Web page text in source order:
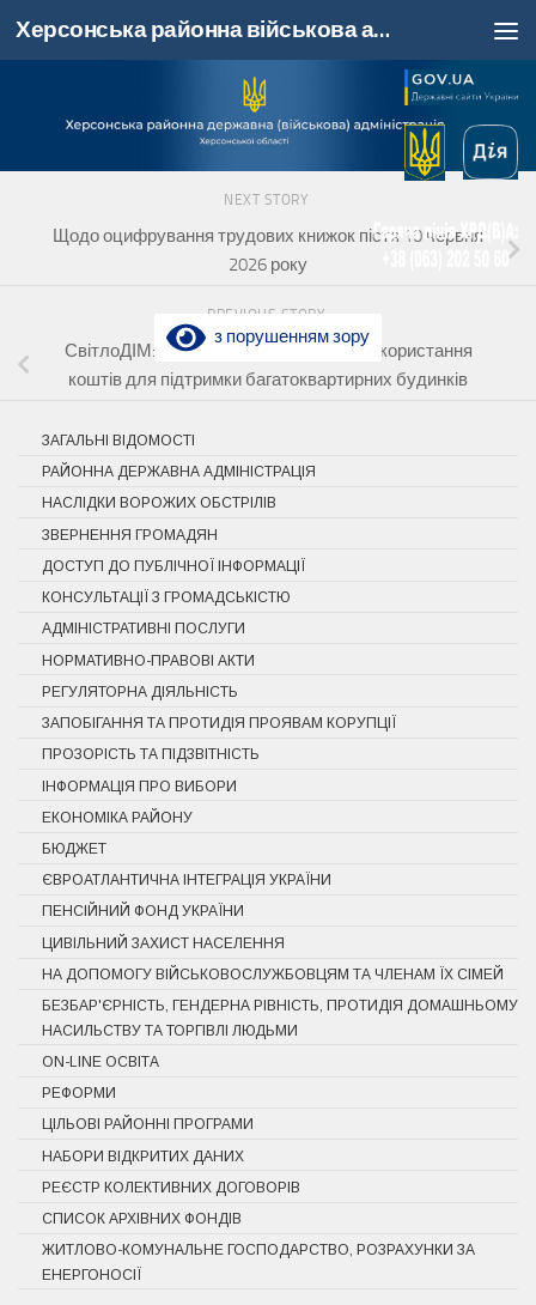
Skip to content Херсонська районна військова адміністрація, Херсонська область
з порушенням зору
NEXT STORY
Щодо оцифрування трудових книжок пістя 10 червня
2026 року
PREVIOUS STORY
СвітлоДІМ: продовжено можливість використання
коштів для підтримки багатоквартирних будинків
ЗАГАЛЬНІ ВІДОМОСТІ
РАЙОННА ДЕРЖАВНА АДМІНІСТРАЦІЯ
НАСЛІДКИ ВОРОЖИХ ОБСТРІЛІВ
ЗВЕРНЕННЯ ГРОМАДЯН
ДОСТУП ДО ПУБЛІЧНОЇ ІНФОРМАЦІЇ
КОНСУЛЬТАЦІЇ З ГРОМАДСЬКІСТЮ
АДМІНІСТРАТИВНІ ПОСЛУГИ
НОРМАТИВНО-ПРАВОВІ АКТИ
РЕГУЛЯТОРНА ДІЯЛЬНІСТЬ
ЗАПОБІГАННЯ ТА ПРОТИДІЯ ПРОЯВАМ КОРУПЦІЇ
ПРОЗОРІСТЬ ТА ПІДЗВІТНІСТЬ
ІНФОРМАЦІЯ ПРО ВИБОРИ
ЕКОНОМІКА РАЙОНУ
БЮДЖЕТ
ЄВРОАТЛАНТИЧНА ІНТЕГРАЦІЯ УКРАЇНИ
ПЕНСІЙНИЙ ФОНД УКРАЇНИ
ЦИВІЛЬНИЙ ЗАХИСТ НАСЕЛЕННЯ
НА ДОПОМОГУ ВІЙСЬКОВОСЛУЖБОВЦЯМ ТА ЧЛЕНАМ ЇХ СІМЕЙ
БЕЗБАР'ЄРНІСТЬ, ГЕНДЕРНА РІВНІСТЬ, ПРОТИДІЯ ДОМАШНЬОМУ
НАСИЛЬСТВУ ТА ТОРГІВЛІ ЛЮДЬМИ
ON-LINE ОСВІТА
РЕФОРМИ
ЦІЛЬОВІ РАЙОННІ ПРОГРАМИ
НАБОРИ ВІДКРИТИХ ДАНИХ
РЕЄСТР КОЛЕКТИВНИХ ДОГОВОРІВ
СПИСОК АРХІВНИХ ФОНДІВ
ЖИТЛОВО-КОМУНАЛЬНЕ ГОСПОДАРСТВО, РОЗРАХУНКИ ЗА
ЕНЕРГОНОСІЇ